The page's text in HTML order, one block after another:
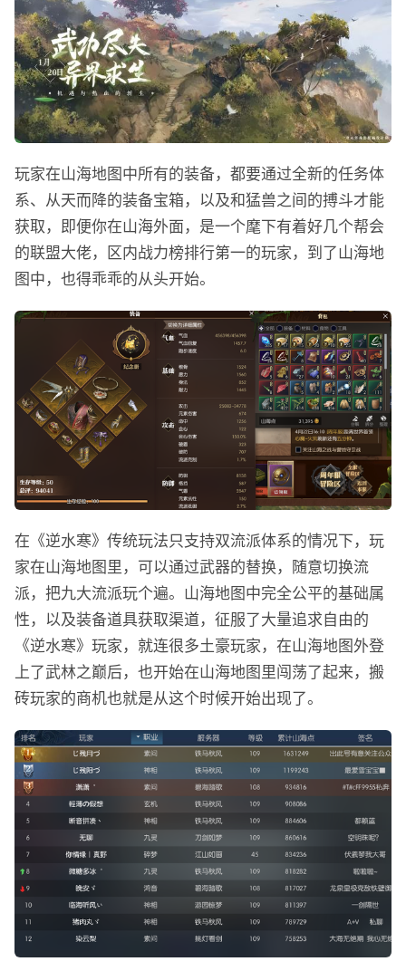
玩家在山海地图中所有的装备，都要通过全新的任务体
系、从天而降的装备宝箱，以及和猛兽之间的搏斗才能
获取，即便你在山海外面，是一个麾下有着好几个帮会
的联盟大佬，区内战力榜排行第一的玩家，到了山海地
图中，也得乖乖的从头开始。
在《逆水寒》传统玩法只支持双流派体系的情况下，玩
家在山海地图里，可以通过武器的替换，随意切换流
派，把九大流派玩个遍。山海地图中完全公平的基础属
性，以及装备道具获取渠道，征服了大量追求自由的
《逆水寒》玩家，就连很多土豪玩家，在山海地图外登
上了武林之巅后，也开始在山海地图里闯荡了起来，搬
砖玩家的商机也就是从这个时候开始出现了。